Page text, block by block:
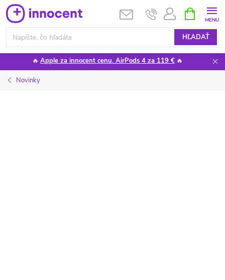
Prejsť
na
obsah
HĽADAŤ
KOŠÍK
🔥 Apple za innocent cenu. AirPods 4 za 119 € 🔥
Novinky